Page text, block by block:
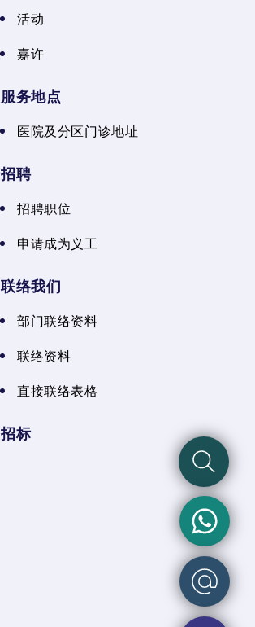
活动
嘉许
服务地点
医院及分区门诊地址
招聘
招聘职位
申请成为义工
联络我们
部门联络资料
联络资料
直接联络表格
招标